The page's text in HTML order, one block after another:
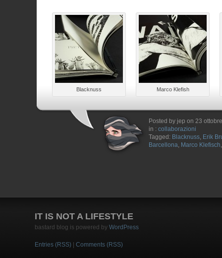
Blacknuss Marco Klefish
Posted by jep on 23
in : collaborazioni
Tagged: Blacknuss, Erik
Barcellona, Marco Klefisch
IT IS NOT A LIFESTYLE
bastard blog is powered by WordPress
Entries (RSS) Comments (RSS)